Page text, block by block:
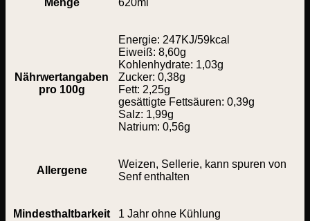
Menge 620ml
Nährwertangaben
pro 100g
Energie: 247KJ/59kcal
Eiweiß: 8,60g
Kohlenhydrate: 1,03g
Zucker: 0,38g
Fett: 2,25g
gesättigte Fettsäuren: 0,39g
Salz: 1,99g
Natrium: 0,56g
Allergene
Weizen, Sellerie, kann spuren von
Senf enthalten
Mindesthaltbarkeit 1 Jahr ohne Kühlung